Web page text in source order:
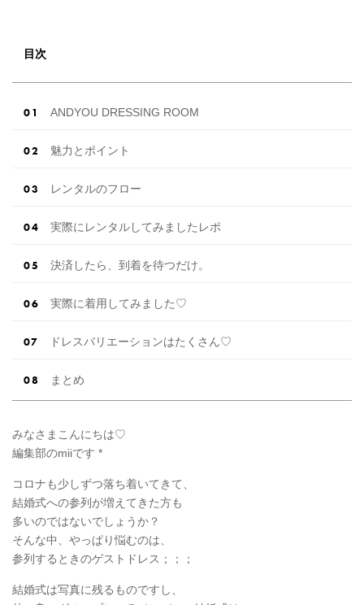
めての結婚準備何する？令 […]続きを読む
目次
ANDYOU DRESSING ROOM
魅力とポイント
レンタルのフロー
実際にレンタルしてみましたレポ
決済したら、到着を待つだけ。
実際に着用してみました♡
ドレスバリエーションはたくさん♡
まとめ
みなさまこんにちは♡
編集部のmiiです *
コロナも少しずつ落ち着いてきて、
結婚式への参列が増えてきた方も
多いのではないでしょうか？
そんな中、やっぱり悩むのは、
参列するときのゲストドレス；；；
結婚式は写真に残るものですし、